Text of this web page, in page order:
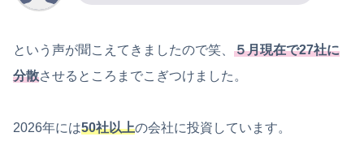
という声が聞こえてきましたので笑、 ５月現在で27社に
分散させるところまでこぎつけました。
2026年には50社以上の会社に投資しています。